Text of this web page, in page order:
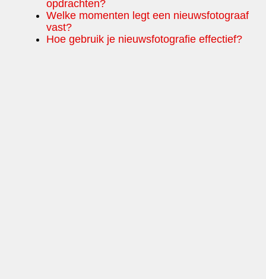
opdrachten?
Welke momenten legt een nieuwsfotograaf
vast?
Hoe gebruik je nieuwsfotografie effectief?